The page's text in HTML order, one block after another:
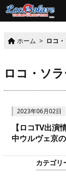
ホーム > ロコ
ロコ・ソ
2023年06月02日
【ロコTV出
中ウルヴェ京
カテゴリ